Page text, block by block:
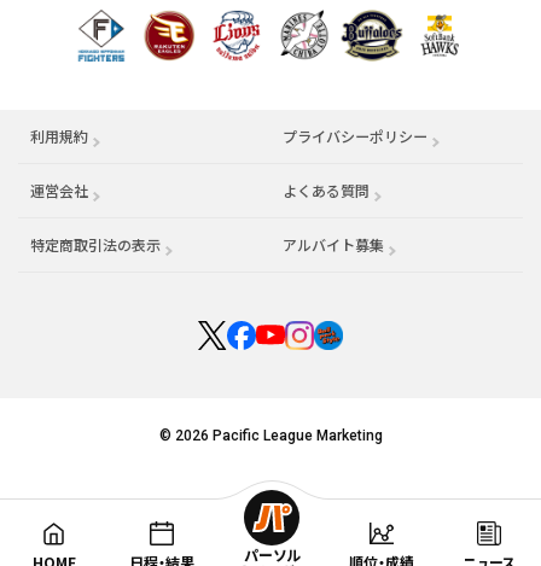
利用規約 プライバシーポリシー
運営会社 （別ウィンドウで開く） よくある質問
特定商取引法の表示 アルバイト募集 （別ウィンドウで開く
© 2026 Pacific League Marketing
HOME 日程・結果
パーソル
順位・成績 ニュース